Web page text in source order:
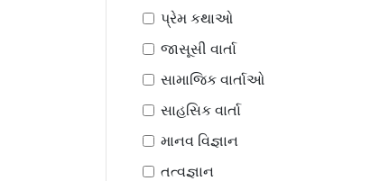
પ્રેમ કથાઓ
જાસૂસી વાર્તા
સામાજિક વાર્તાઓ
સાહસિક વાર્તા
માનવ વિજ્ઞાન
તત્વજ્ઞાન